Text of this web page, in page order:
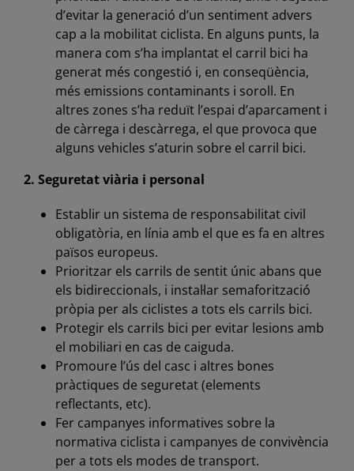
d’evitar la generació d’un sentiment advers
cap a la mobilitat ciclista. En alguns punts, la
manera com s’ha implantat el carril bici ha
generat més congestió i, en conseqüència,
més emissions contaminants i soroll. En
altres zones s’ha reduït l’espai d’aparcament i
de càrrega i descàrrega, el que provoca que
alguns vehicles s’aturin sobre el carril bici.
2. Seguretat viària i personal
Establir un sistema de responsabilitat civil
obligatòria, en línia amb el que es fa en altres
països europeus.
Prioritzar els carrils de sentit únic abans que
els bidireccionals, i instal·lar semaforització
pròpia per als ciclistes a tots els carrils bici.
Protegir els carrils bici per evitar lesions amb
el mobiliari en cas de caiguda.
Promoure l’ús del casc i altres bones
pràctiques de seguretat (elements
reflectants, etc).
Fer campanyes informatives sobre la
normativa ciclista i campanyes de convivència
per a tots els modes de transport.